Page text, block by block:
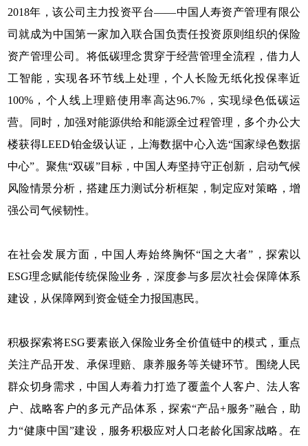
2018年，该公司主力投资平台——中国人寿资产管理有限公
司就成为中国第一家加入联合国负责任投资原则组织的保险
资产管理公司。将低碳理念贯穿于经营管理全流程，借力人
工智能，实现各环节线上处理，个人长险无纸化投保率近
100%，个人线上理赔使用率高达96.7%，实现绿色低碳运
营。同时，加强对能源供给和能源全过程管理，多个办公大
楼获得LEED铂金级认证，上海数据中心入选“国家绿色数据
中心”。聚焦“双碳”目标，中国人寿坚持守正创新，启动气候
风险情景分析，搭建压力测试分析框架，制定应对策略，增
强公司气候韧性。
在社会发展方面，中国人寿始终胸怀“国之大者”，探索以
ESG理念赋能传统保险业务，深度参与多层次社会保障体系
建设，从保障网到资金链全力报国惠民。
积极探索将ESG要素嵌入保险业务全价值链中的模式，重点
关注产品开发、承保理赔、康养服务等关键环节。围绕人民
群众切身需求，中国人寿着力打造了覆盖个人客户、法人客
户、战略客户的多元产品体系，探索“产品+服务”融合，助
力“健康中国”建设，服务积极应对人口老龄化国家战略。在